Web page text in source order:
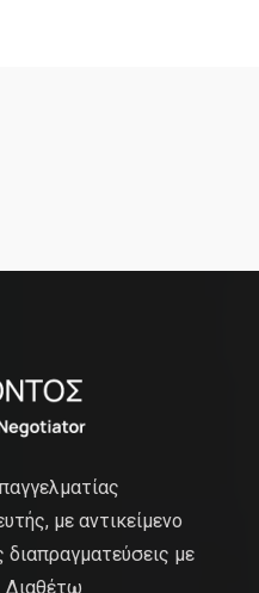
με αντικείμενο
διαπραγματεύσεις με
Διαθέτω